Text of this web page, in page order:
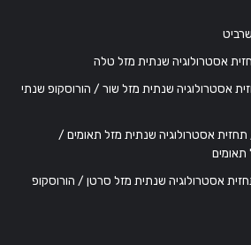
שור / תחזית אסטרולוגיה שנתית מזל שור / הורוסקופ שנתי
תאומים / תחזית אסטרולוגיה שנתית מזל תאומים /
סרטן / תחזית אסטרולוגיה שנתית מזל סרטן / הורוסקופ